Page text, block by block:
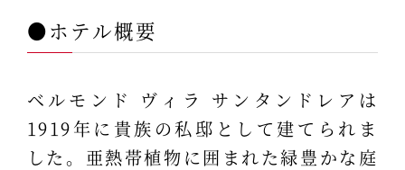
●ホテル概要
ベルモンド ヴィラ サンタンドレアは
1919年に貴族の私邸として建てられま
した。亜熱帯植物に囲まれた緑豊かな庭